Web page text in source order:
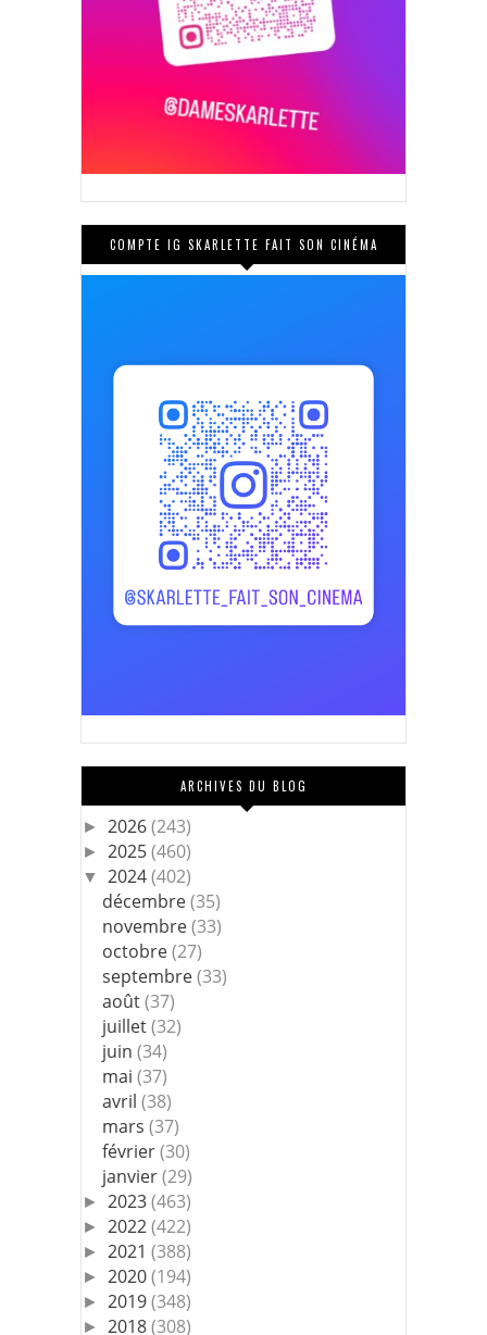
COMPTE IG SKARLETTE FAIT SON CINÉMA
ARCHIVES DU BLOG
► 2026(243)
► 2025(460)
▼ 2024(402)
décembre(35)
novembre(33)
octobre(27)
septembre(33)
août(37)
juillet(32)
juin(34)
mai(37)
avril(38)
mars(37)
février(30)
janvier(29)
► 2023(463)
► 2022(422)
► 2021 (388)
► 2020(194)
► 2019(348)
► 2018(308)